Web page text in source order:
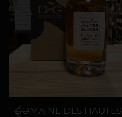
DOMAINE DES HAUTES